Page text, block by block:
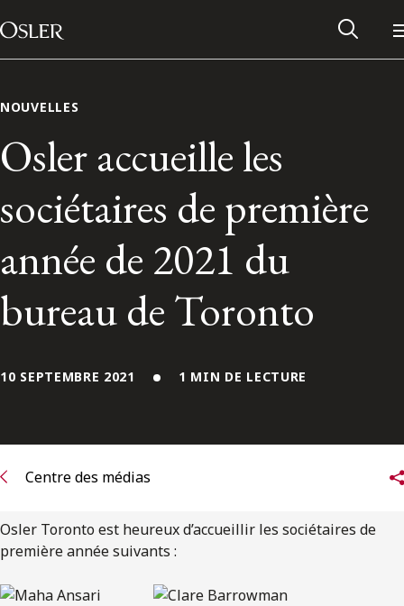
Passer au contenu
Main Navigation
Contactez-nous
S’abonner aux articles Osler
NOUVELLES
Osler accueille les
sociétaires de première
année de 2021 du
bureau de Toronto
10 SEPTEMBRE 2021 1 MIN DE LECTURE
Centre des médias
Osler Toronto est heureux d’accueillir les sociétaires de
première année suivants :